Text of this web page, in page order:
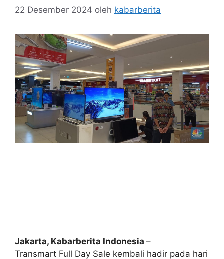
22 Desember 2024 oleh kabarberita
Jakarta, Kabarberita Indonesia –
Transmart Full Day Sale kembali hadir pada hari